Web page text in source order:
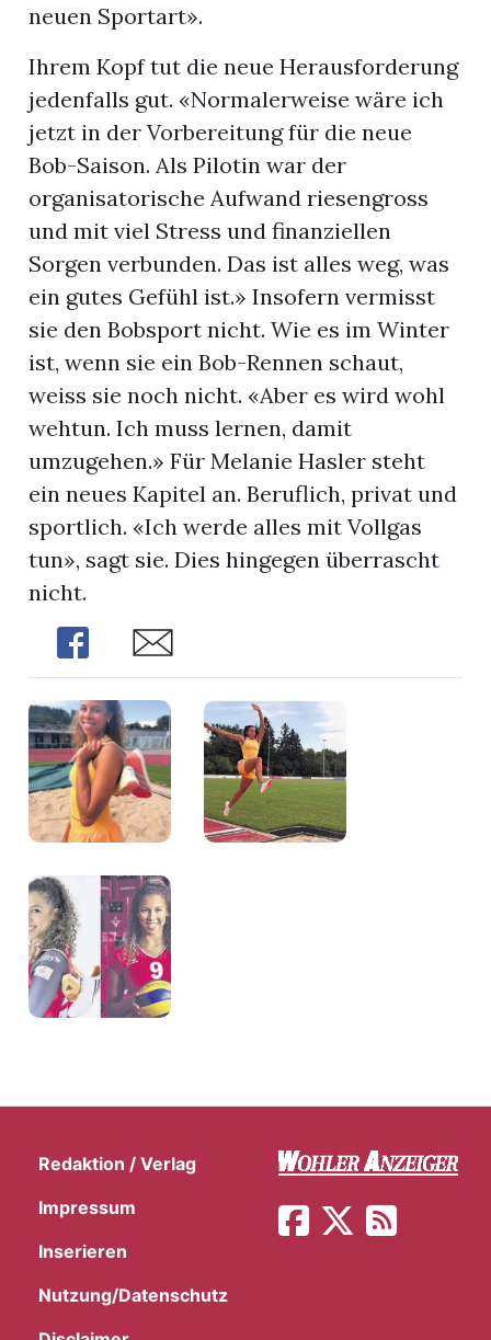
neuen Sportart».
Ihrem Kopf tut die neue Herausforderung
jedenfalls gut. «Normalerweise wäre ich
jetzt in der Vorbereitung für die neue
Bob-Saison. Als Pilotin war der
organisatorische Aufwand riesengross
und mit viel Stress und finanziellen
Sorgen verbunden. Das ist alles weg, was
ein gutes Gefühl ist.» Insofern vermisst
sie den Bobsport nicht. Wie es im Winter
ist, wenn sie ein Bob-Rennen schaut,
weiss sie noch nicht. «Aber es wird wohl
wehtun. Ich muss lernen, damit
umzugehen.» Für Melanie Hasler steht
ein neues Kapitel an. Beruflich, privat und
sportlich. «Ich werde alles mit Vollgas
tun», sagt sie. Dies hingegen überrascht
nicht.
Share
Share
Redaktion / Verlag
Impressum
Inserieren
Nutzung/Datenschutz